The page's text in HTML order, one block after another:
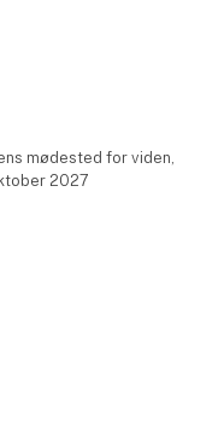
mødested for viden,
2027